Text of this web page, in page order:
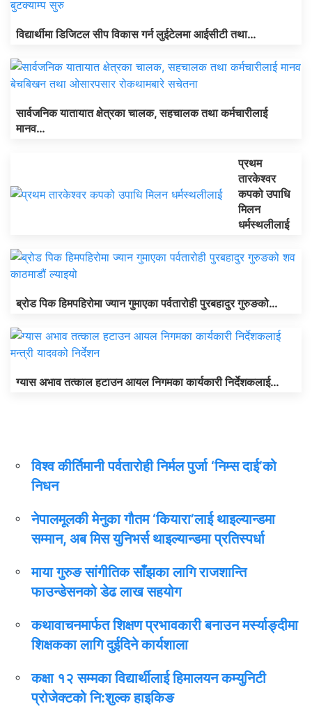
विद्यार्थीमा डिजिटल सीप विकास गर्न लुईटेलमा आईसीटी तथा…
सार्वजनिक यातायात क्षेत्रका चालक, सहचालक तथा कर्मचारीलाई
मानव…
प्रथम
तारकेश्वर
कपको उपाधि
मिलन
धर्मस्थलीलाई
ब्रोड पिक हिमपहिरोमा ज्यान गुमाएका पर्वतारोही पुरबहादुर गुरुङको…
ग्यास अभाव तत्काल हटाउन आयल निगमका कार्यकारी निर्देशकलाई…
विश्व कीर्तिमानी पर्वतारोही निर्मल पुर्जा ‘निम्स दाई’को
निधन
नेपालमूलकी मेनुका गौतम ‘कियारा’लाई थाइल्यान्डमा
सम्मान, अब मिस युनिभर्स थाइल्यान्डमा प्रतिस्पर्धा
माया गुरुङ सांगीतिक साँझका लागि राजशान्ति
फाउन्डेसनको डेढ लाख सहयोग
कथावाचनमार्फत शिक्षण प्रभावकारी बनाउन मर्स्याङ्दीमा
शिक्षकका लागि दुईदिने कार्यशाला
कक्षा १२ सम्मका विद्यार्थीलाई हिमालयन कम्युनिटी
प्रोजेक्टको नि:शुल्क हाइकिङ